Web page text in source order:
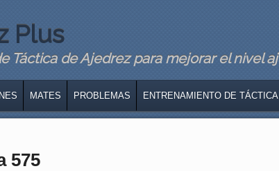
Plus
Táctica de Ajedrez para mejorar el nivel
CONTENT
CONTENT
MATES PROBLEMAS ENTRENAMIENTO DE TÁCTICA
575